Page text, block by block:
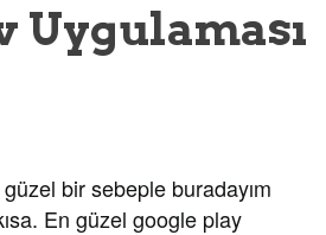
Uygulaması
bir sebeple buradayım
En güzel google play